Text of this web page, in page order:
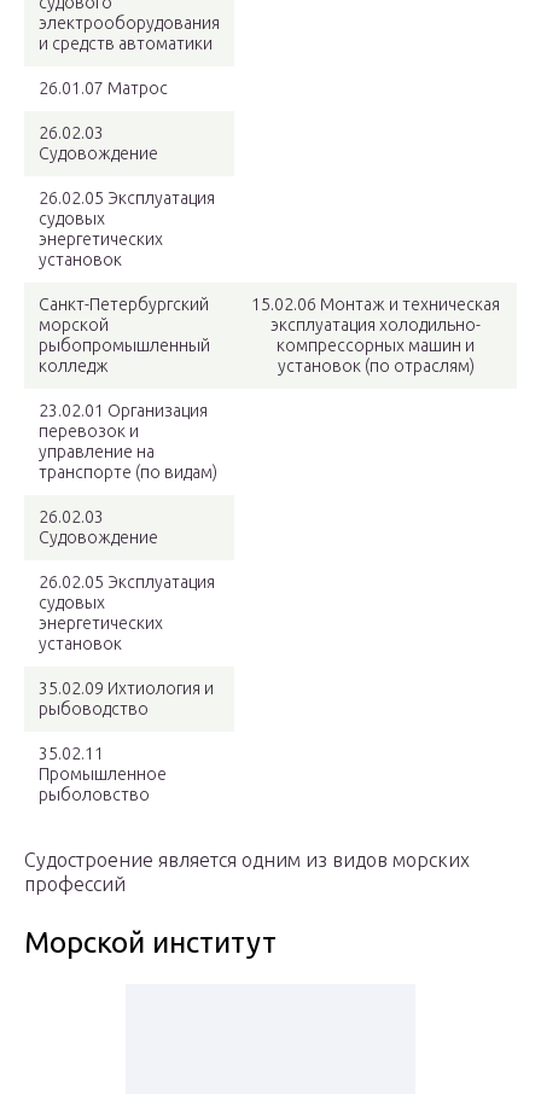
электрооборудования
и средств автоматики
26.01.07 Матрос
26.02.03
Судовождение
26.02.05 Эксплуатация
судовых
энергетических
установок
Санкт-Петербургский
морской
рыбопромышленный
колледж
15.02.06 Монтаж и техническая
эксплуатация холодильно-
компрессорных машин и
установок (по отраслям)
23.02.01 Организация
перевозок и
управление на
транспорте (по видам)
26.02.03
Судовождение
26.02.05 Эксплуатация
судовых
энергетических
установок
35.02.09 Ихтиология и
рыбоводство
35.02.11
Промышленное
рыболовство
Судостроение является одним из видов морских
профессий
Морской институт